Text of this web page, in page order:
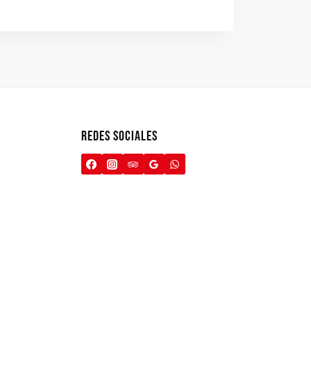
REDES SOCIALES